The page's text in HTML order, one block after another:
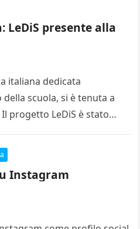
LeDiS presente alla
italiana dedicata
scuola, si è tenuta a
Il progetto LeDiS è stato
Instagram